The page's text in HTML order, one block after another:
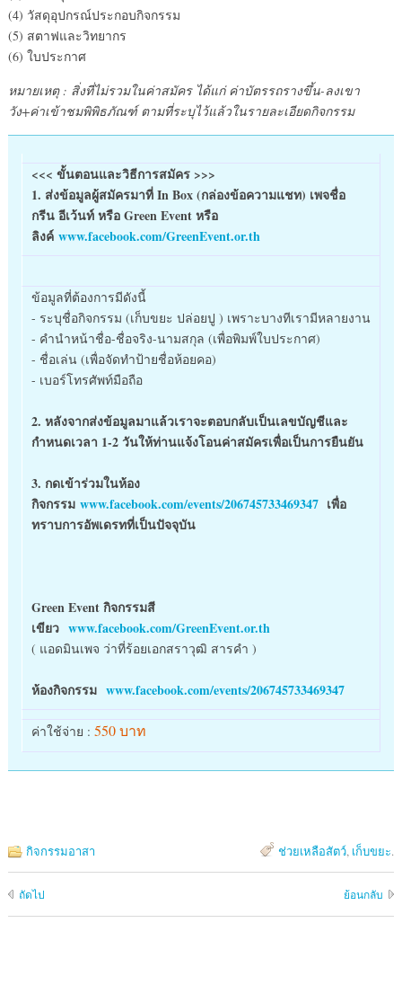
(4) วัสดุอุปกรณ์ประกอบกิจกรรม
(5) สตาฟและวิทยากร
(6) ใบประกาศ
หมายเหตุ : สิ่งที่ไม่รวมในค่าสมัคร ได้แก่ ค่าบัตรรถรางขึ้น-ลงเขา
วัง+ค่าเข้าชมพิพิธภัณฑ์ ตามที่ระบุไว้แล้วในรายละเอียดกิจกรรม
<<< ขั้นตอนและวิธีการสมัคร >>>
1. ส่งข้อมูลผู้สมัครมาที่ In Box (กล่องข้อความแชท) เพจชื่อ
กรีน อีเว้นท์ หรือ Green Event หรือ
ลิงค์ www.facebook.com/GreenEvent.or.th
ข้อมูลที่ต้องการมีดังนี้
- ระบุชื่อกิจกรรม (เก็บขยะ ปล่อยปู ) เพราะบางทีเรามีหลายงาน
- คำนำหน้าชื่อ-ชื่อจริง-นามสกุล (เพื่อพิมพ์ใบประกาศ)
- ชื่อเล่น (เพื่อจัดทำป้ายชื่อห้อยคอ)
- เบอร์โทรศัพท์มือถือ
2. หลังจากส่งข้อมูลมาแล้วเราจะตอบกลับเป็นเลขบัญชีและ
กำหนดเวลา 1-2 วันให้ท่านแจ้งโอนค่าสมัครเพื่อเป็นการยืนยัน
3. กดเข้าร่วมในห้อง
กิจกรรม www.facebook.com/events/206745733469347เพื่อ
ทราบการอัพเดรทที่เป็นปัจจุบัน
Green Event กิจกรรมสี
เขียว www.facebook.com/GreenEvent.or.th
( แอดมินเพจ ว่าที่ร้อยเอกสราวุฒิ สารคำ )
ห้องกิจกรรม www.facebook.com/events/206745733469347
ค่าใช้จ่าย : 550 บาท
กิจกรรมอาสา ช่วยเหลือสัตว์, เก็บขยะ.
ถัดไป ย้อนกลับ